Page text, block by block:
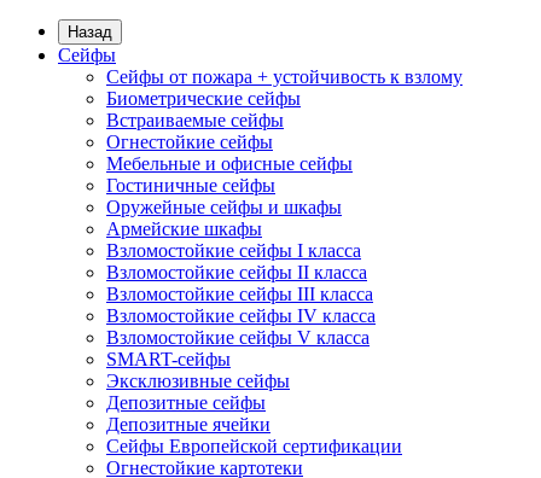
Назад
Сейфы
Сейфы от пожара + устойчивость к взлому
Биометрические сейфы
Встраиваемые сейфы
Огнестойкие сейфы
Мебельные и офисные сейфы
Гостиничные сейфы
Оружейные сейфы и шкафы
Армейские шкафы
Взломостойкие сейфы I класса
Взломостойкие сейфы II класса
Взломостойкие сейфы III класса
Взломостойкие сейфы IV класса
Взломостойкие сейфы V класса
SMART-сейфы
Эксклюзивные сейфы
Депозитные сейфы
Депозитные ячейки
Сейфы Европейской сертификации
Огнестойкие картотеки